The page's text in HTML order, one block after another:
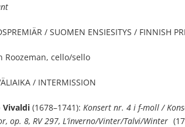
/ SUOMEN ENSIESITYS / FINNISH
Roozeman, cello/sello
/ INTERMISSION
(1678–1741): Konsert nr. 4 i f-moll /
op. 8, RV 297, L’inverno/Vinter/Talvi/Winter